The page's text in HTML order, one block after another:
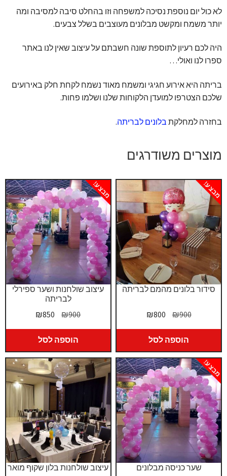
לא כול יום נוספת נסיכה למשפחה וזו בהחלט סיבה למסיבה ומה
יותר משמח ומקשט מבלונים מעוצבים בשלל צבעים.
היה לכם רעיון לתוספת שונה חשבתם על עיצוב שאין לנו באתר
ספרו לנו ואולי…
בריתה היא אירוע חגיגי ומשמח מאוד נשמח לקחת חלק באירועים
שלכם הצטרפו למועדן הלקוחות שלנו ושלמו פחות.
בחזרה למחלקת בלונים לבריתה.
מוצרים משודרגים
עיצוב שולחנות ושער ספירלי
לבריתה
מבצע!
₪900
המחיר
היה:
₪900.
₪850
המחיר
₪850.
הוספה לסל
סידור בלונים מהמם לבריתה
מבצע!
₪900
המחיר
היה:
₪900.
₪800
₪800.
הוספה לסל
עיצוב שולחנות בלון שקוף מואר שער כניסה מבלונים
מבצע!